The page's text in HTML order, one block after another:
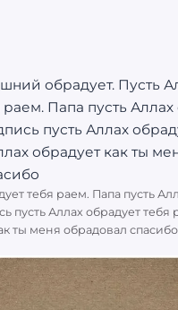
тебя раем. Папа пусть
пусть Аллах обрадует тебя
ты меня обрадовал спасибо